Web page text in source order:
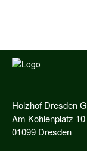
Holzhof Dresden
Am Kohlenplatz 10
01099 Dresden